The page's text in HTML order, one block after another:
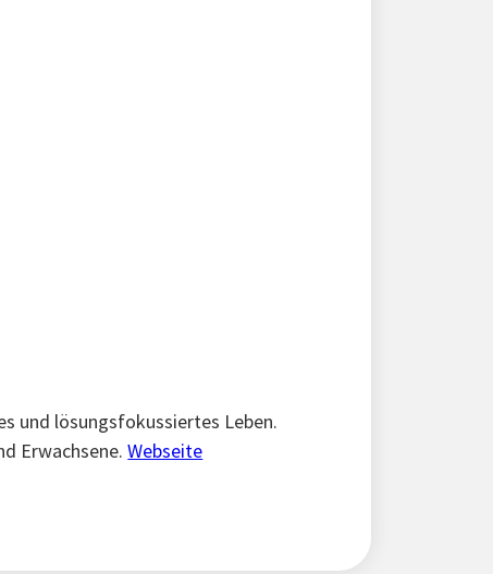
und lösungsfokussiertes Leben.
Erwachsene.Webseite